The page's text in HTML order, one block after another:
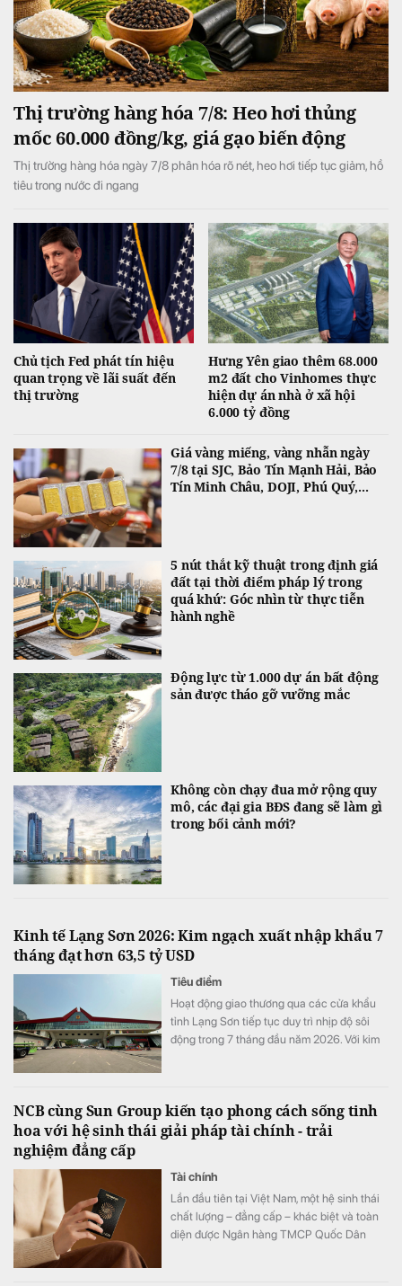
Thị trường hàng hóa 7/8: Heo hơi thủng
mốc 60.000 đồng/kg, giá gạo biến động
Thị trường hàng hóa ngày 7/8 phân hóa rõ nét, heo hơi tiếp tục giảm, hồ
tiêu trong nước đi ngang
Chủ tịch Fed phát tín hiệu
quan trọng về lãi suất đến
thị trường
Hưng Yên giao thêm 68.000
m2 đất cho Vinhomes thực
hiện dự án nhà ở xã hội
6.000 tỷ đồng
Giá vàng miếng, vàng nhẫn ngày
7/8 tại SJC, Bảo Tín Mạnh Hải, Bảo
Tín Minh Châu, DOJI, Phú Quý,...
5 nút thắt kỹ thuật trong định giá
đất tại thời điểm pháp lý trong
quá khứ: Góc nhìn từ thực tiễn
hành nghề
Động lực từ 1.000 dự án bất động
sản được tháo gỡ vưỡng mắc
Không còn chạy đua mở rộng quy
mô, các đại gia BĐS đang sẽ làm gì
trong bối cảnh mới?
Kinh tế Lạng Sơn 2026: Kim ngạch xuất nhập khẩu 7
tháng đạt hơn 63,5 tỷ USD
Tiêu điểm
Hoạt động giao thương qua các cửa khẩu
tỉnh Lạng Sơn tiếp tục duy trì nhịp độ sôi
động trong 7 tháng đầu năm 2026. Với kim
NCB cùng Sun Group kiến tạo phong cách sống tinh
hoa với hệ sinh thái giải pháp tài chính - trải
nghiệm đẳng cấp
Tài chính
Lần đầu tiên tại Việt Nam, một hệ sinh thái
chất lượng – đẳng cấp – khác biệt và toàn
diện được Ngân hàng TMCP Quốc Dân